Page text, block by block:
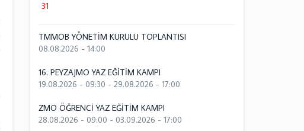
31
TMMOB YÖNETİM KURULU TOPLANTISI
08.08.2026 - 14:00
16. PEYZAJMO YAZ EĞİTİM KAMPI
19.08.2026 - 09:30 -29.08.2026 - 17:00
ZMO ÖĞRENCİ YAZ EĞİTİM KAMPI
28.08.2026 - 09:00 -03.09.2026 - 17:00